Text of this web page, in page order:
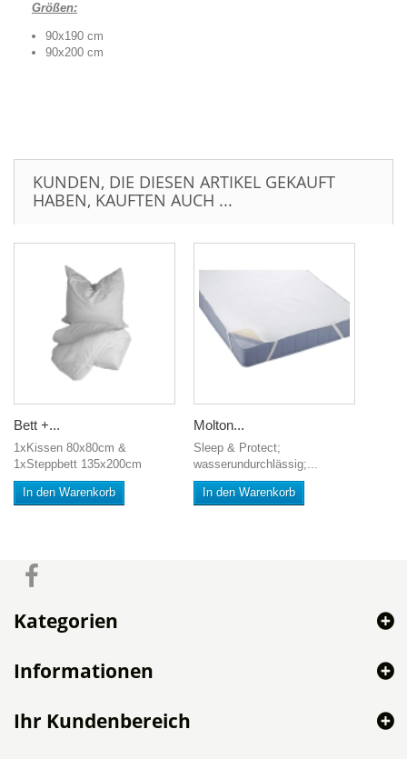
Größen:
90x190 cm
90x200 cm
KUNDEN, DIE DIESEN ARTIKEL GEKAUFT
HABEN, KAUFTEN AUCH ...
Bett +...
1xKissen 80x80cm &
1xSteppbett 135x200cm
In den Warenkorb
Molton...
Sleep & Protect;
wasserundurchlässig;...
In den Warenkorb
Kategorien
Informationen
Ihr Kundenbereich